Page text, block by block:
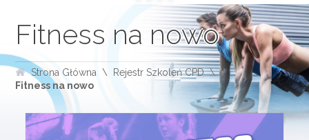
Fitness na nowo
Strona Główna
Rejestr Szkoleń CPD
Fitness na nowo